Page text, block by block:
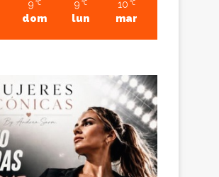
9 ℃
dom
9 ℃
lun
10 ℃
mar